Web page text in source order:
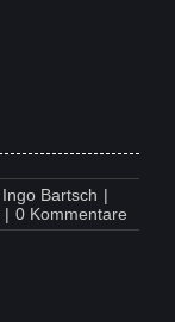
Ingo Bartsch |
| 0 Kommentareon